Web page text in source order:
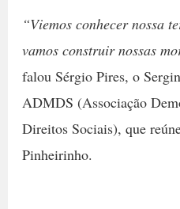
“Viemos conhecer nossa
vamos construir nossas
falou Sérgio Pires, o
ADMDS (Associação
Direitos Sociais), que
Pinheirinho.